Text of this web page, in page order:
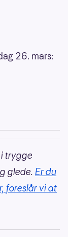
26. mars:
trygge
glede. Er du
foreslår vi at